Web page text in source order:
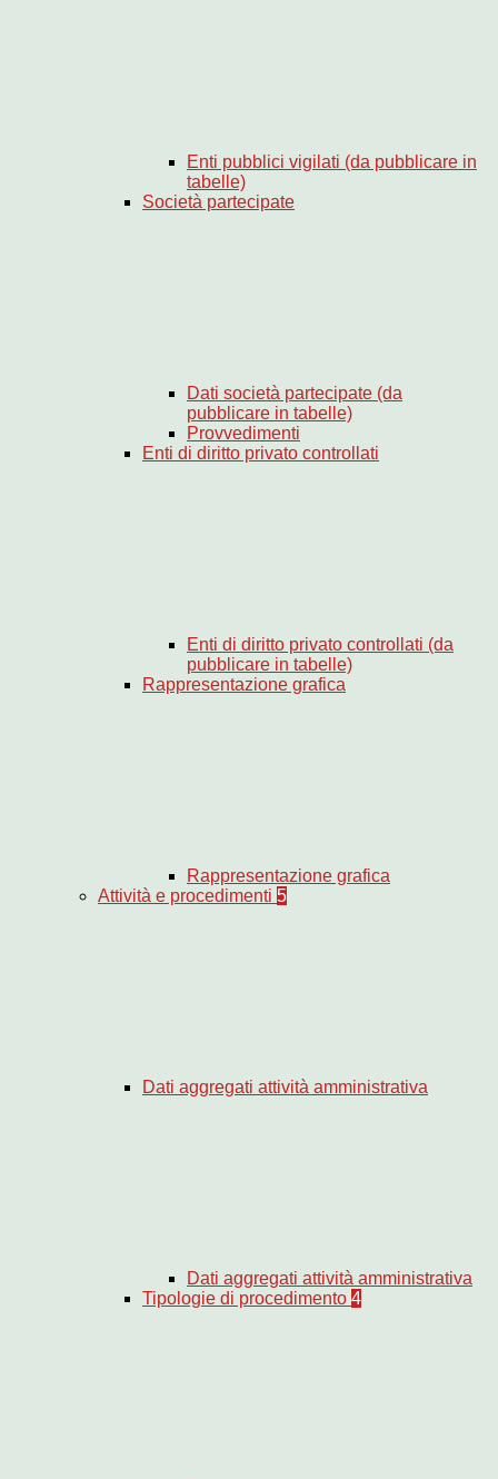
Enti pubblici vigilati (da pubblicare in
tabelle)
Società partecipate
Dati società partecipate (da
pubblicare in tabelle)
Provvedimenti
Enti di diritto privato controllati
Enti di diritto privato controllati (da
pubblicare in tabelle)
Rappresentazione grafica
Rappresentazione grafica
Attività e procedimenti 5
Dati aggregati attività amministrativa
Dati aggregati attività amministrativa
Tipologie di procedimento 4